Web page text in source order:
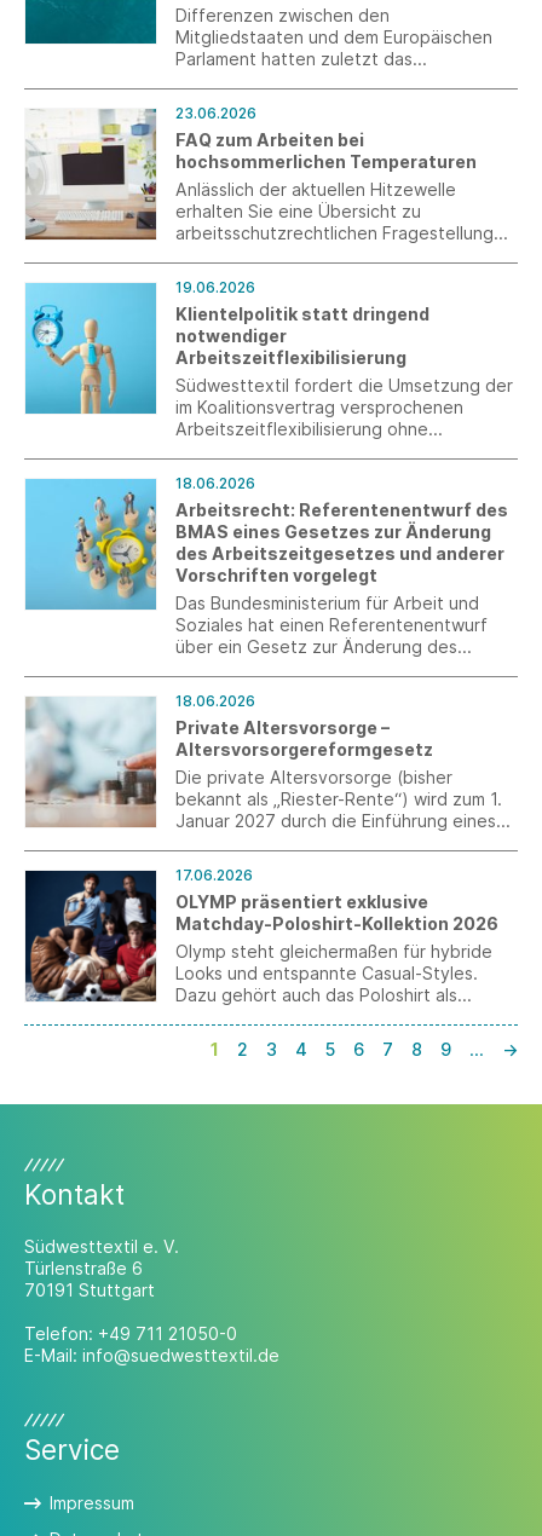
Differenzen zwischen den
Mitgliedstaaten und dem Europäischen
Parlament hatten zuletzt das
Inkrafttreten – erfolgten Veröffentlichung
im Amtsblatt haben die
Wirtschaftsbeteiligten jetzt endlich
Rechtssicherheit.
23.06.2026
FAQ zum Arbeiten bei
hochsommerlichen Temperaturen
Anlässlich der aktuellen Hitzewelle
erhalten Sie eine Übersicht zu
arbeitsschutzrechtlichen Fragestellungen
19.06.2026
Klientelpolitik statt dringend
notwendiger
Arbeitszeitflexibilisierung
Südwesttextil fordert die Umsetzung der
im Koalitionsvertrag versprochenen
Arbeitszeitflexibilisierung ohne
die geplante verpflichtende
Arbeitszeiterfassung.
18.06.2026
Arbeitsrecht: Referentenentwurf des
BMAS eines Gesetzes zur Änderung
des Arbeitszeitgesetzes und anderer
Vorschriften vorgelegt
Das Bundesministerium für Arbeit und
Soziales hat einen Referentenentwurf
über ein Gesetz zur Änderung des
18.06.2026
Private Altersvorsorge –
Altersvorsorgereformgesetz
Die private Altersvorsorge (bisher
bekannt als „Riester-Rente“) wird zum 1.
Januar 2027 durch die Einführung eines
reformiert.
17.06.2026
OLYMP präsentiert exklusive
Matchday-Poloshirt-Kollektion 2026
Olymp steht gleichermaßen für hybride
Looks und entspannte Casual-Styles.
Dazu gehört auch das Poloshirt als
Fußball WM ist das vielseitige Key Piece in
einer limitierten Matchday-Edition
Sommerabende, gemeinsame Momente
1 2 3 4 5 6 7 8 9 … →
Kontakt
Südwesttextil e. V.
Türlenstraße 6
70191 Stuttgart
Telefon: +49 711 21050-0
E-Mail: info@suedwesttextil.de
Service
Impressum